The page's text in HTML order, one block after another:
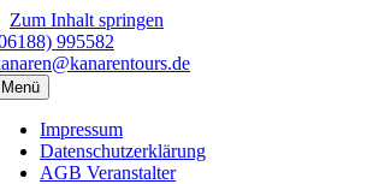
Zum Inhalt springen
995582
Menü
Impressum
Datenschutzerklärung
AGB Veranstalter